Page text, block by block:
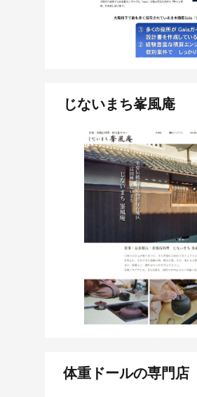
じないまち峯風庵
体重ドールの専門店